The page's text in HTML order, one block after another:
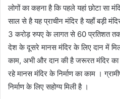
लोगों का कहना है कि पहले यहां छोटा सा
साल से है यह प्राचीन मंदिर है यहाँ बड़ी
3 करोड़ रुपए के लागत से 60 प्रतिशत तक
देश के दूसरे मानस मंदिर के लिए दान में
काम, अभी और दान की है जरूरत मंदिर
रहे मानस मंदिर के निर्माण का काम ।
निर्माण के लिए सहोग्य मिली है ।